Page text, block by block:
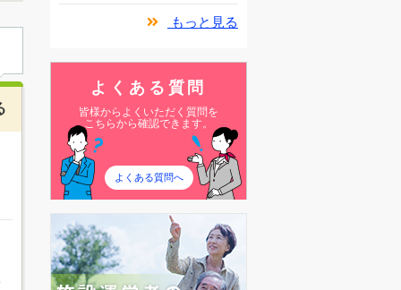
もっと見る
よくある質問
皆様からよくいただく質問を
こちらから確認できます。
よくある質問へ